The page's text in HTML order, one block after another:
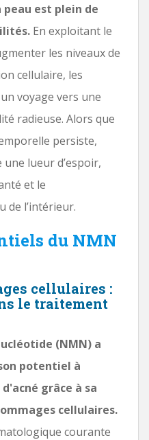
peau est plein de
En exploitant le
les niveaux de
cellulaire, les
voyage vers une
radieuse. Alors que
persiste,
lueur d’espoir,
et le
de l’intérieur.
du NMN
cellulaires :
le traitement
(NMN) a
potentiel à
grâce à sa
cellulaires.
courante